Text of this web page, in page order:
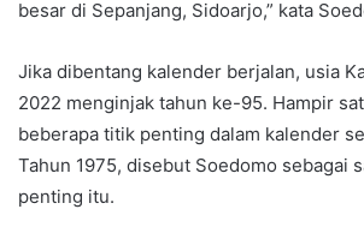
besar di Sepanjang, Sidoarjo,” kata
Jika dibentang kalender berjalan, usia
2022 menginjak tahun ke-95. Hampir
beberapa titik penting dalam kalender
Tahun 1975, disebut Soedomo sebagai
penting itu.